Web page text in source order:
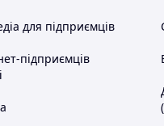
для підприємців
підприємців